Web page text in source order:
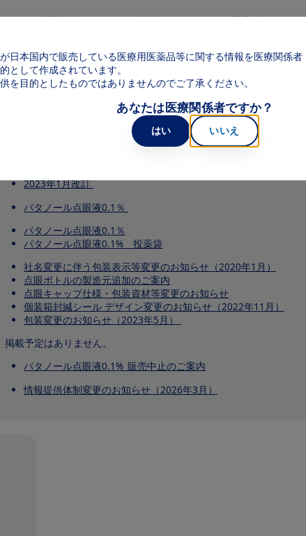
製品情報 領域 web講演会
添文等）
2023年1月改訂
パタノール点眼液0.1％
パタノール点眼液0.1％
パタノール点眼液0.1% 投薬袋
社名変更に伴う包装表示等変更のお知らせ（2020年1月）
点眼ボトルの製造元追加のご案内
点眼キャップ仕様・包装資材等変更のお知らせ
個装箱封緘シール デザイン変更のお知らせ（2022年11月）
包装変更のお知らせ（2023年5月）
掲載予定はありません。
パタノール点眼液0.1%_販売中止のご案内
情報提供体制変更のお知らせ（2026年3月）
日本国内で販売している医療用医薬品等に関する情報を医療関係
として作成されています。
を目的としたものではありませんのでご了承ください。
あなたは医療関係者ですか？
はい いいえ